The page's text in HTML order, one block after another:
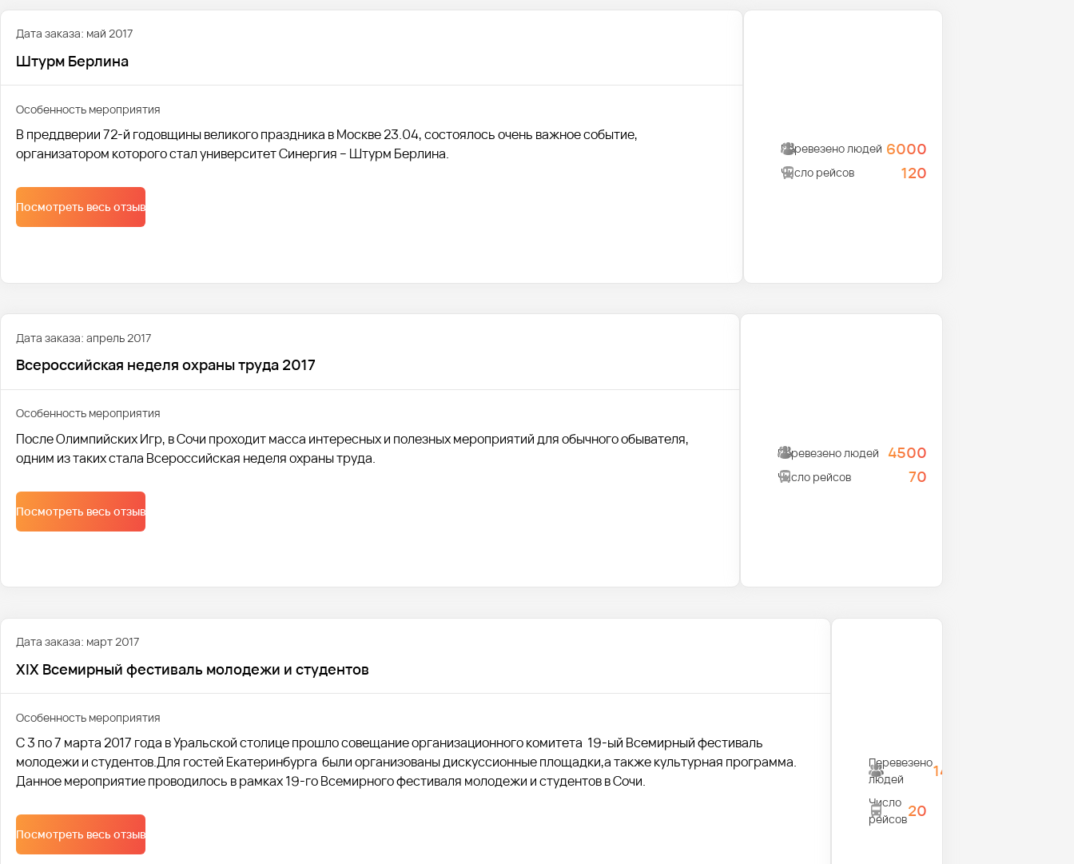
Дата заказа: май 2017
Штурм Берлина
Особенность мероприятия
В преддверии 72-й годовщины великого праздника в Москве 23.04, состоялось очень важное событие,
организатором которого стал университет Синергия – Штурм Берлина.
Посмотреть весь отзыв
Перевезено людей 6000
Число рейсов 120
Дата заказа: апрель 2017
Всероссийская неделя охраны труда 2017
Особенность мероприятия
После Олимпийских Игр, в Сочи проходит масса интересных и полезных мероприятий для обычного обывателя,
одним из таких стала Всероссийская неделя охраны труда.
Посмотреть весь отзыв
Перевезено людей 4500
Число рейсов 70
Дата заказа: март 2017
XIX Всемирный фестиваль молодежи и студентов
Особенность мероприятия
С 3 по 7 марта 2017 года в Уральской столице прошло совещание организационного комитета 19-ый Всемирный фестиваль
молодежи и студентов.Для гостей Екатеринбурга были организованы дискуссионные площадки,а также культурная программа.
Данное мероприятие проводилось в рамках 19-го Всемирного фестиваля молодежи и студентов в Сочи.
Посмотреть весь отзыв
Перевезено
людей
1450
Число
рейсов20